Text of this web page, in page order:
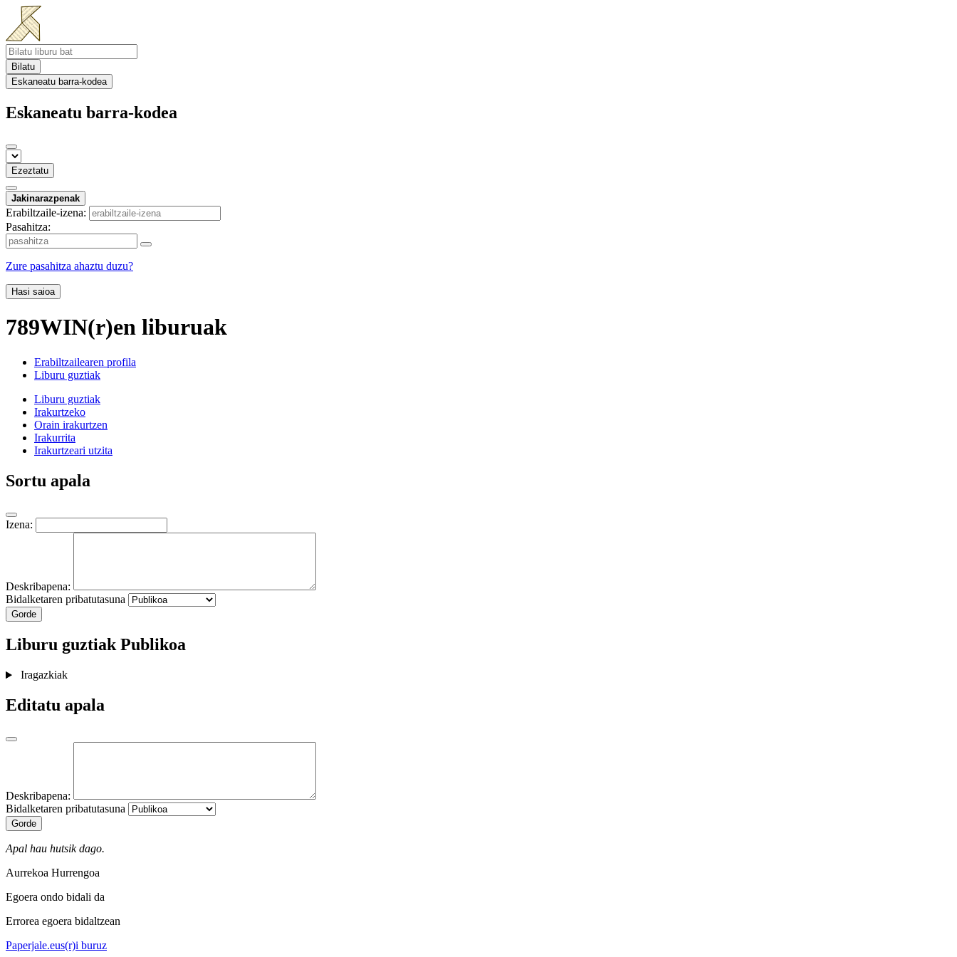
Bilatu
Eskaneatu barra-kodea
Eskaneatu barra-kodea
Ezeztatu
Jakinarazpenak
Erabiltzaile-izena:
Pasahitza:
Zure pasahitza ahaztu duzu?
Hasi saioa
789WIN(r)en liburuak
Erabiltzailearen profila
Liburu guztiak
Liburu guztiak
Irakurtzeko
Orain irakurtzen
Irakurrita
Irakurtzeari utzita
Sortu apala
Izena:
Deskribapena:
Bidalketaren pribatutasuna
Gorde
Liburu guztiakPublikoa
Iragazkiak
Editatu apala
Deskribapena:
Bidalketaren pribatutasuna
Gorde
Apal hau hutsik dago.
Aurrekoa Hurrengoa
Egoera ondo bidali da
Errorea egoera bidaltzean
Paperjale.eus(r)i buruz